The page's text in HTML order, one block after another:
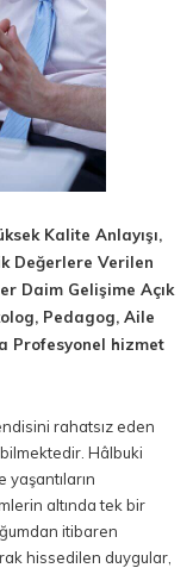
Kalite Anlayışı,
Değerlere Verilen
Daim Gelişime Açık
Pedagog, Aile
Profesyonel hizmet
rahatsız eden
Hâlbuki
altında tek bir
itibaren
hissedilen duygular,